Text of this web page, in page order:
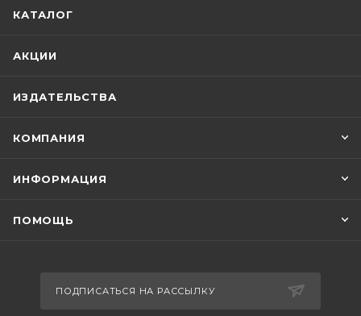
КАТАЛОГ
АКЦИИ
ИЗДАТЕЛЬСТВА
КОМПАНИЯ
ИНФОРМАЦИЯ
ПОМОЩЬ
ПОДПИСАТЬСЯ НА РАССЫЛКУ